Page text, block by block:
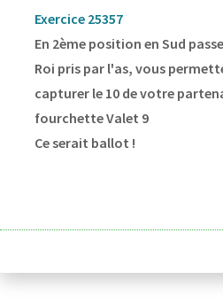
Exercice 25357
En 2ème position en Sud
Roi pris par l'as, vous
capturer le 10 de votre
fourchette Valet 9
Ce serait ballot !